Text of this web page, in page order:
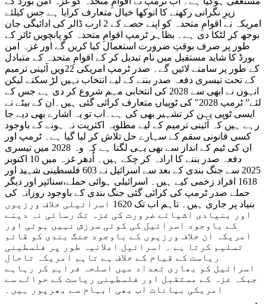
زیرِ نگرانی رکھنے کا انوکھا خیال متعارف کرایا ہے جس کیلئے
امریکہ نے اقوامِ متحدہ کو اپنے حصے کے 2 ارب ڈالر کی ادائیگی جان
بوجھ کر لٹکا دی ہے۔ بظاہر ٹرمپ اقوامِ متحدہ کو پانچویں ٹائر کے
طور پر صرف بوقتِ ضرورت استعمال کیا کریں گے اور غزہ امن
بورڈ کا شاید مستقبل میں نام تبدیل کر کے اقوامِ متحدہ کے متبادل
کے طور پر سامنے لائیں گے۔ صدر ٹرمپ امریکی 22ویں آئینی ترمیم
کے تحت تیسری دفعہ صدر بننے کے لیے انتخاب نہیں لڑ سکتے لیکن
انہوں نے ابھی سے 2028 کی انتحابی مہم شروع کر دی ہے جس کے
لئے” ٹرمپ 2028″ کی ٹوپیاں متعارف کرائی گئی ہیں۔ان کے بیٹے نے
ایسی ٹوپی پہن کر تشہیر بھی کی ہے۔اب تو یہ اشارے بھی دیے جا
رہے ہیں کہ آئینی ترمیم کے لیے مطلوبہ اکثریت نہ ہونے کے باوجود
کسی قانونی سقم کے سہارے حل تلاش کر لیا گیا ہے۔ ٹرمپ اور
ان کی ٹیم کے انداز سے بھی یہی لگتا ہے کہ وہ 2028 میں تیسری
دفعہ صدر بننے کا ارادہ کر چکے ہیں۔ اُدھر غزہ میں 10 اکتوبر
2025 سے جنگ بندی کے بعد سے اسرائیل نے 603 فلسطینی شہید اور
1618 افراد زخمی کیے ہیں۔ اسرائیلی ہوائی حملے،سنائپر اور دیگر
حملے صدر ٹرمپ کی کرائی گئی جنگ بندی کے باوجود روزانہ کی
بنیاد پر جاری ہیں۔ تاہم اب تک 1620 اسرائیلی خلاف ورزیوں
اور بنیادی اشیائے ضرورت کی غزہ تک رسائی نہ دینے
کے باوجود اسرائیل کی کوئی سرزش نہیں ہوئی اور
امریکہ ان خلاف ورزیوں کے باوجود جنگ بندی کو قائم
تسلیم کرتا ہے ۔ اسرائیل اعلانیہ طور پر فلسطینی
ریاست کے قیام کے خلاف ہے تاہم امریکہ تاحال
اسرائیل کو بھاری تعداد میں اسلحہ فراہم کر رہاہے
جبکہ غزہ کے مستقبل اور فلسطینی ریاست کے حوالے سے
امریکی بیانات اب بھی ابہام سے بھرپور ہیں۔